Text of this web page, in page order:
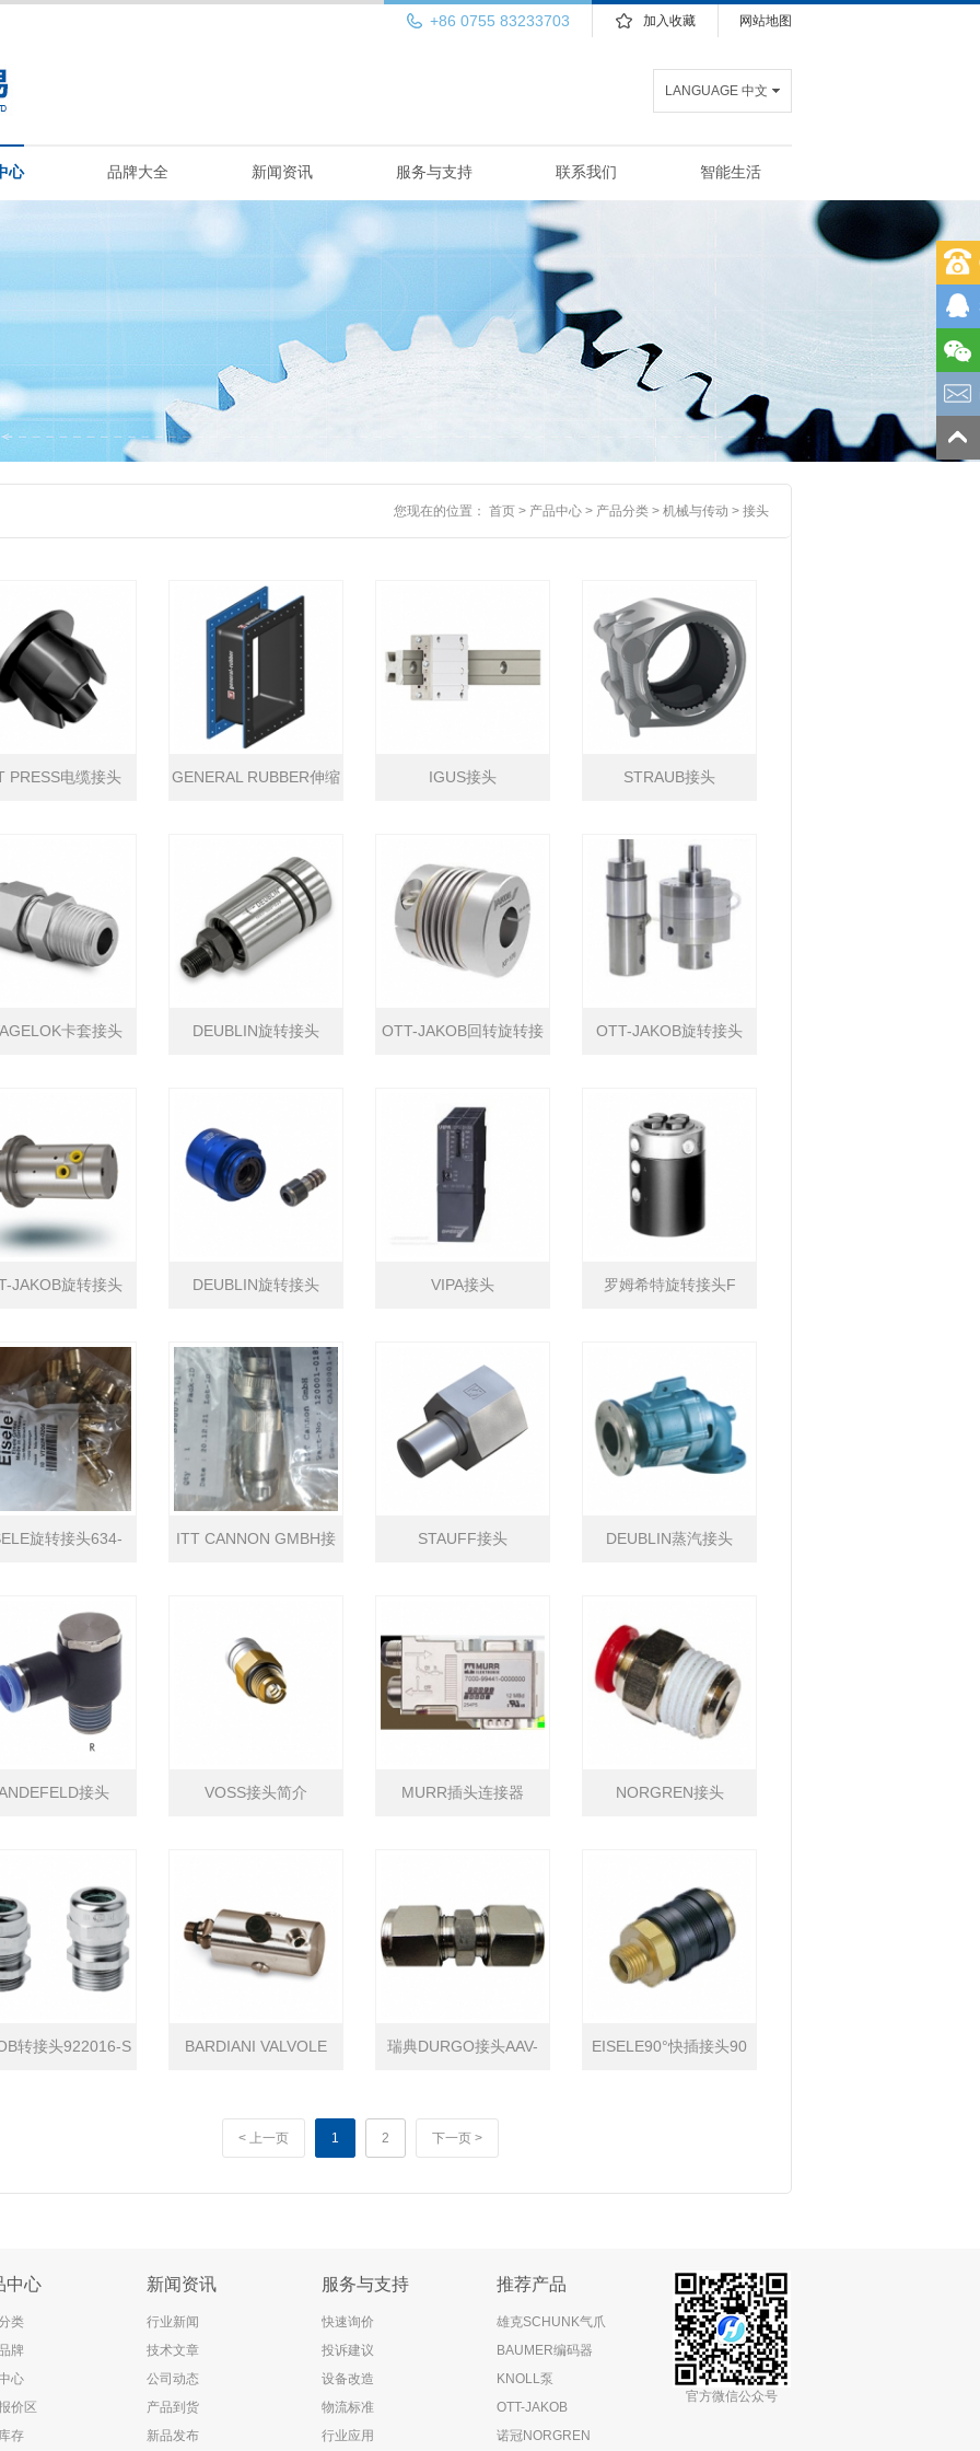
网站地图
加入收藏
+86 0755 83233703
LANGUAGE 中文
心 品牌大全 新闻资讯 服务与支持 联系我们 智能生活
您现在的位置： 首页 > 产品中心 > 产品分类 > 机械与传动 > 接头
PRESS电缆接头 GENERAL RUBBER伸缩 IGUS接头 STRAUB接头
卡套接头 DEUBLIN旋转接头 OTT-JAKOB回转旋转接 OTT-JAKOB旋转接头
JAKOB旋转接头 DEUBLIN旋转接头 VIPA接头 罗姆希特旋转接头F
旋转接头634- ITT CANNON GMBH接 STAUFF接头 DEUBLIN蒸汽接头
接头 VOSS接头简介 MURR插头连接器 NORGREN接头
转接头922016-S BARDIANI VALVOLE
TNW000050PSA
瑞典DURGO接头AAV- EISELE90°快插接头90
< 上一页 1 2 下一页 >
中心
类
牌
心
价区
存
新闻资讯
行业新闻
技术文章
公司动态
产品到货
新品发布
服务与支持
快速询价
投诉建议
设备改造
物流标准
行业应用
推荐产品
雄克SCHUNK气爪
BAUMER编码器
KNOLL泵
OTT-JAKOB
诺冠NORGREN
官方微信公众号